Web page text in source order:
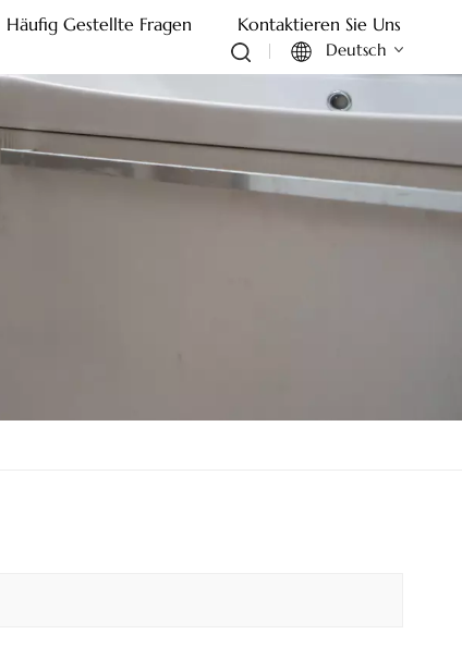
Häufig Gestellte Fragen Kontaktieren Sie Uns
Deutsch
Français